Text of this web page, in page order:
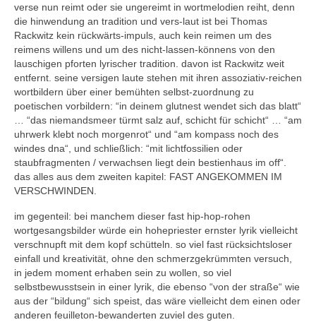
verse nun reimt oder sie ungereimt in wortmelodien reiht, denn
die hinwendung an tradition und vers-laut ist bei Thomas
Rackwitz kein rückwärts-impuls, auch kein reimen um des
reimens willens und um des nicht-lassen-könnens von den
lauschigen pforten lyrischer tradition. davon ist Rackwitz weit
entfernt. seine versigen laute stehen mit ihren assoziativ-reichen
wortbildern über einer bemühten selbst-zuordnung zu
poetischen vorbildern: “in deinem glutnest wendet sich das blatt“
… “das niemandsmeer türmt salz auf, schicht für schicht“ … “am
uhrwerk klebt noch morgenrot“ und “am kompass noch des
windes dna“, und schließlich: “mit lichtfossilien oder
staubfragmenten / verwachsen liegt dein bestienhaus im off“.
das alles aus dem zweiten kapitel: FAST ANGEKOMMEN IM
VERSCHWINDEN.
im gegenteil: bei manchem dieser fast hip-hop-rohen
wortgesangsbilder würde ein hohepriester ernster lyrik vielleicht
verschnupft mit dem kopf schütteln. so viel fast rücksichtsloser
einfall und kreativität, ohne den schmerzgekrümmten versuch,
in jedem moment erhaben sein zu wollen, so viel
selbstbewusstsein in einer lyrik, die ebenso “von der straße“ wie
aus der “bildung“ sich speist, das wäre vielleicht dem einen oder
anderen feuilleton-bewanderten zuviel des guten.